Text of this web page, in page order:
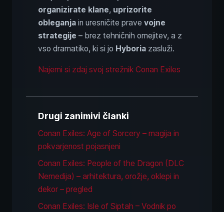
organizirate klane, uprizorite
obleganja in uresničite prave vojne
strategije – brez tehničnih omejitev, a z
vso dramatiko, ki si jo Hyboria zasluži.
Najemi si zdaj svoj strežnik Conan Exiles
Drugi zanimivi članki
Conan Exiles: Age of Sorcery – magija in
pokvarjenost pojasnjeni
Conan Exiles: People of the Dragon (DLC
Nemedija) – arhitektura, orožje, oklepi in
dekor – pregled
Conan Exiles: Isle of Siptah – Vodnik po